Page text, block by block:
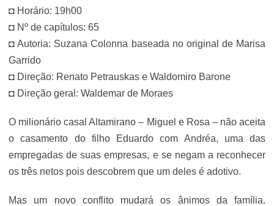
◘ Horário: 19h00
◘ Nº de capítulos: 65
◘ Autoria: Suzana Colonna baseada no original de Marisa
Garrido
◘ Direção: Renato Petrauskas e Waldomiro Barone
◘ Direção geral: Waldemar de Moraes
O milionário casal Altamirano – Miguel e Rosa – não aceita
o casamento do filho Eduardo com Andréa, uma das
empregadas de suas empresas, e se negam a reconhecer
os três netos pois descobrem que um deles é adotivo.
Mas um novo conflito mudará os ânimos da família.